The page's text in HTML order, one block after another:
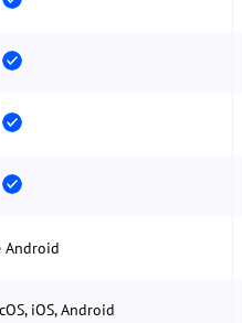
Android
iOS, Android